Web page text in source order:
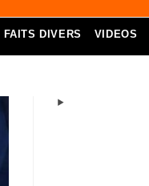
FAITS DIVERS VIDEOS